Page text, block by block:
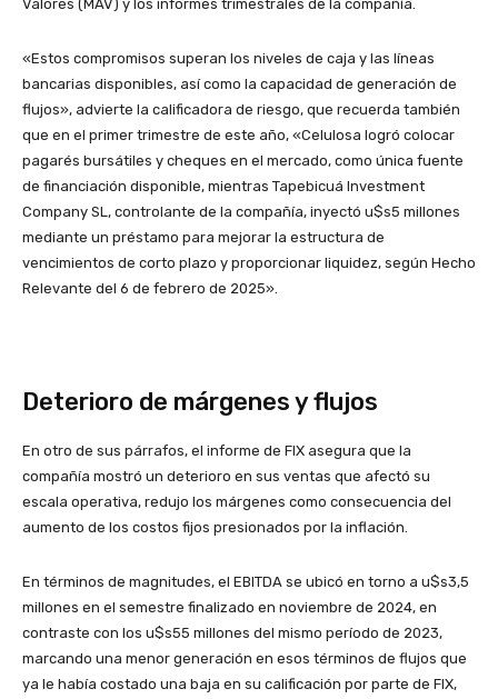
Valores (MAV) y los informes trimestrales de la compañía.
«Estos compromisos superan los niveles de caja y las líneas
bancarias disponibles, así como la capacidad de generación de
flujos», advierte la calificadora de riesgo, que recuerda también
que en el primer trimestre de este año, «Celulosa logró colocar
pagarés bursátiles y cheques en el mercado, como única fuente
de financiación disponible, mientras Tapebicuá Investment
Company SL, controlante de la compañía, inyectó u$s5 millones
mediante un préstamo para mejorar la estructura de
vencimientos de corto plazo y proporcionar liquidez, según Hecho
Relevante del 6 de febrero de 2025».
Deterioro de márgenes y flujos
En otro de sus párrafos, el informe de FIX asegura que la
compañía mostró un deterioro en sus ventas que afectó su
escala operativa, redujo los márgenes como consecuencia del
aumento de los costos fijos presionados por la inflación.
En términos de magnitudes, el EBITDA se ubicó en torno a u$s3,5
millones en el semestre finalizado en noviembre de 2024, en
contraste con los u$s55 millones del mismo período de 2023,
marcando una menor generación en esos términos de flujos que
ya le había costado una baja en su calificación por parte de FIX,